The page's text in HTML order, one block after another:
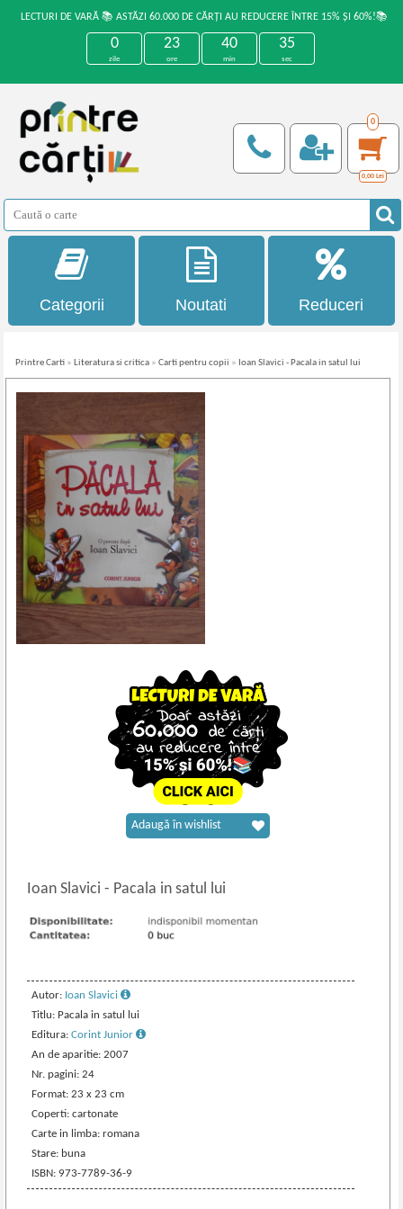
LECTURI DE VARĂ 📚 ASTĂZI 60.000 DE CĂRȚI AU REDUCERE ÎNTRE 15% ȘI 60%!📚
0
zile
23
ore
40
min
35
sec
0
0,00 Lei
Categorii Noutati Reduceri
Printre Carti » Literatura si critica »Carti pentru copii » Ioan Slavici - Pacala in satul lui
Ioan Slavici- Pacala in satul lui
Autor: Ioan Slavici
Titlu: Pacala in satul lui
Editura:Corint Junior
An de aparitie: 2007
Nr. pagini: 24
Format: 23 x 23 cm
Coperti: cartonate
Carte in limba: romana
Stare: buna
ISBN: 973-7789-36-9
Adaugă în wishlist